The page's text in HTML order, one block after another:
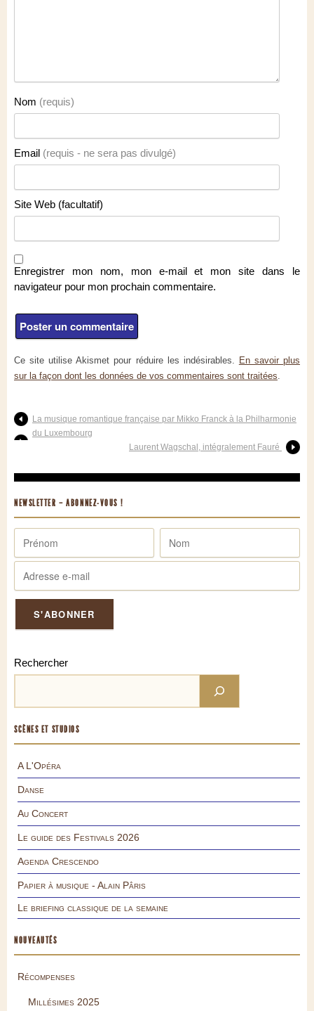
Nom (requis)
Email (requis - ne sera pas divulgé)
Site Web (facultatif)
Enregistrer mon nom, mon e-mail et mon site dans le
navigateur pour mon prochain commentaire.
Ce site utilise Akismet pour réduire les indésirables. En savoir plus
sur la façon dont les données de vos commentaires sont traitées
La musique romantique française par Mikko Franck à la Philharmonie
du Luxembourg
Laurent Wagschal, intégralement Fauré
NEWSLETTER – ABONNEZ-VOUS !
Rechercher
SCÈNES ET STUDIOS
A L'Opéra
Danse
Au Concert
Le guide des Festivals 2026
Agenda Crescendo
Papier à musique - Alain Pâris
Le briefing classique de la semaine
NOUVEAUTÉS
Récompenses
Millésimes 2025